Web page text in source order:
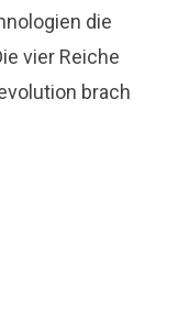
die
vier Reiche
brach